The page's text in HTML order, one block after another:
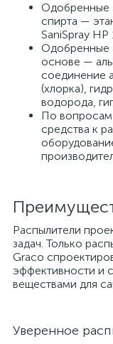
Одобренные
спирта —
SaniSpray HP
Одобренные
основе —
соединение
(хлорка),
водорода,
По вопросам
средства к
Распылители
задач. Только
Graco
эффективности и
веществами для
Уверенное